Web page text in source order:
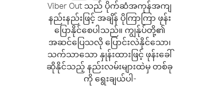
Viber Out သည် ပိုက်ဆံအကုန်အကျ
နည်းနည်းဖြင့် အချိန် ပိုကြာကြာ ဖုန်း
ပြောနိုင်စေပါသည်။ ကျွန်ုပ်တို့၏
အဆင်ပြေသလို ပြောင်းလဲနိုင်သော၊
သက်သာသော နှုန်းထားဖြင့် ဖုန်းခေါ်
ဆိုနိုင်သည့် နည်းလမ်းများထဲမှ တစ်ခု
ကို ရွေးချယ်ပါ-